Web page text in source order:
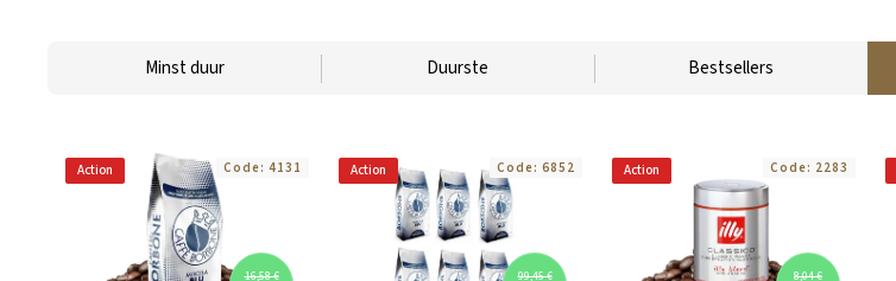
Minst duur Duurste Bestsellers
Action
16,58 €
Code: 4131 Action
99,45 €
Code: 6852 Action
8,04 €
Code: 2283